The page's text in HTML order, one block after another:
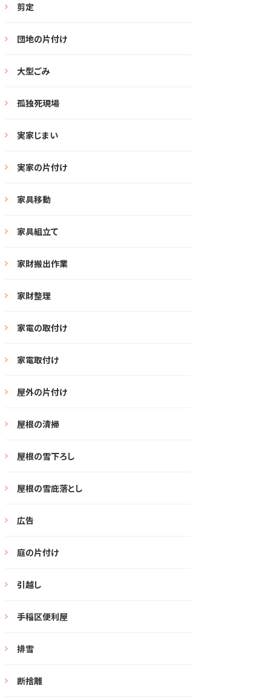
剪定
団地の片付け
大型ごみ
孤独死現場
実家じまい
実家の片付け
家具移動
家具組立て
家財搬出作業
家財整理
家電の取付け
家電取付け
屋外の片付け
屋根の清掃
屋根の雪下ろし
屋根の雪庇落とし
広告
庭の片付け
引越し
手稲区便利屋
排雪
断捨離